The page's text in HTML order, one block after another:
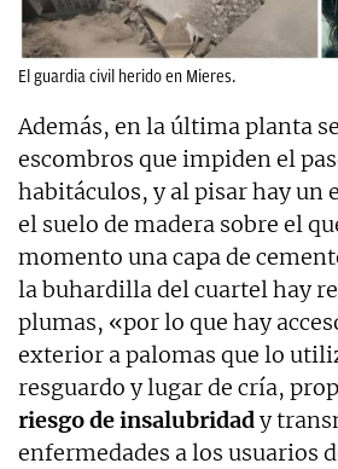
El guardia civil herido en Mieres.
Además, en la última planta
escombros que impiden el
habitáculos, y al pisar hay un
el suelo de madera sobre el
momento una capa de
la buhardilla del cuartel hay
plumas, «por lo que hay
exterior a palomas que lo
resguardo y lugar de cría,
riesgo de insalubridady
enfermedades a los usuarios